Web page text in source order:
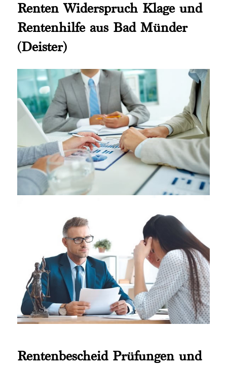
Renten Widerspruch Klage und
Rentenhilfe aus Bad Münder
(Deister)
Rentenbescheid Prüfungen und